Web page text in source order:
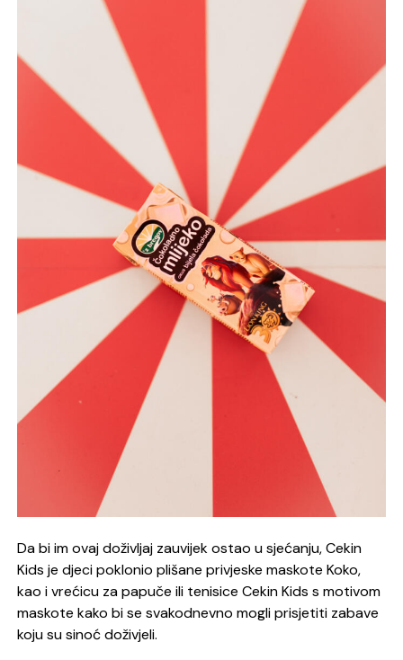
Da bi im ovaj doživljaj zauvijek ostao u sjećanju, Cekin
Kids je djeci poklonio plišane privjeske maskote Koko,
kao i vrećicu za papuče ili tenisice Cekin Kids s motivom
maskote kako bi se svakodnevno mogli prisjetiti zabave
koju su sinoć doživjeli.